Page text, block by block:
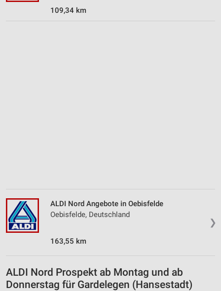
109,34 km
❯
ALDI Nord Angebote in Oebisfelde
Oebisfelde, Deutschland
163,55 km
ALDI Nord Prospekt ab Montag und ab
Donnerstag für Gardelegen (Hansestadt)